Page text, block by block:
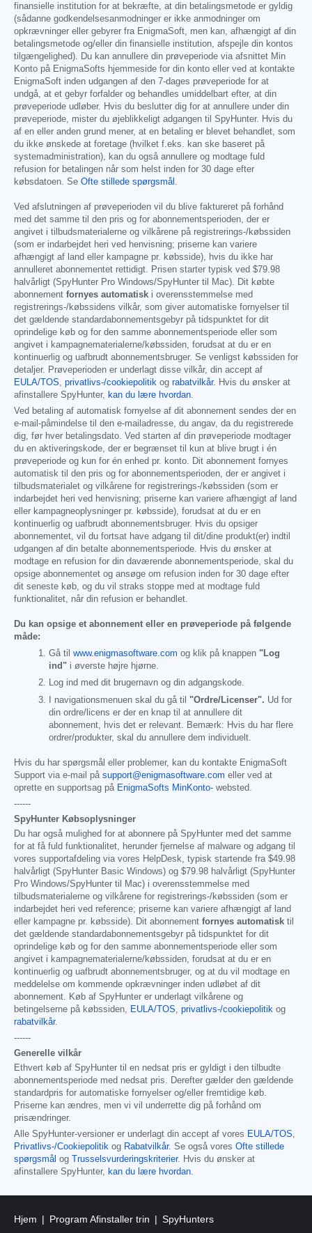
finansielle institution for at bekræfte, at din betalingsmetode er gyldig
(sådanne godkendelsesanmodninger er ikke anmodninger om
opkrævninger eller gebyrer fra EnigmaSoft, men kan, afhængigt af din
betalingsmetode og/eller din finansielle institution, afspejle din kontos
tilgængelighed). Du kan annullere din prøveperiode via afsnittet Min
Konto på EnigmaSofts hjemmeside for din konto eller ved at kontakte
EnigmaSoft inden udgangen af den 7-dages prøveperiode for at
undgå, at et gebyr forfalder og behandles umiddelbart efter, at din
prøveperiode udløber. Hvis du beslutter dig for at annullere under din
prøveperiode, mister du øjeblikkeligt adgangen til SpyHunter. Hvis du
af en eller anden grund mener, at en betaling er blevet behandlet, som
du ikke ønskede at foretage (hvilket f.eks. kan ske baseret på
systemadministration), kan du også annullere og modtage fuld
refusion for betalingen når som helst inden for 30 dage efter
købsdatoen. Se Ofte stillede spørgsmål .
Ved afslutningen af prøveperioden vil du blive faktureret på forhånd
med det samme til den pris og for abonnementsperioden, der er
angivet i tilbudsmaterialerne og vilkårene på registrerings-/købssiden
(som er indarbejdet heri ved henvisning; priserne kan variere
afhængigt af land eller kampagne pr. købsside), hvis du ikke har
annulleret abonnementet rettidigt. Prisen starter typisk ved $79.98
halvårligt (SpyHunter Pro Windows/SpyHunter til Mac). Dit købte
abonnement fornyes automatisk i overensstemmelse med
registrerings-/købssidens vilkår, som giver automatiske fornyelser til
det gældende standardabonnementsgebyr på tidspunktet for dit
oprindelige køb og for den samme abonnementsperiode eller som
angivet i kampagnematerialerne/købssiden, forudsat at du er en
kontinuerlig og uafbrudt abonnementsbruger. Se venligst købssiden for
detaljer. Prøveperioden er underlagt disse vilkår, din accept af
EULA/TOS, privatlivs-/cookiepolitik og rabatvilkår. Hvis du ønsker at
afinstallere SpyHunter, kan du lære hvordan.
Ved betaling af automatisk fornyelse af dit abonnement sendes der en
e-mail-påmindelse til den e-mailadresse, du angav, da du registrerede
dig, før hver betalingsdato. Ved starten af din prøveperiode modtager
du en aktiveringskode, der er begrænset til kun at blive brugt i én
prøveperiode og kun for én enhed pr. konto. Dit abonnement fornyes
automatisk til den pris og for abonnementsperioden, der er angivet i
tilbudsmaterialet og vilkårene for registrerings-/købssiden (som er
indarbejdet heri ved henvisning; priserne kan variere afhængigt af land
eller kampagneoplysninger pr. købsside), forudsat at du er en
kontinuerlig og uafbrudt abonnementsbruger. Hvis du opsiger
abonnementet, vil du fortsat have adgang til dit/dine produkt(er) indtil
udgangen af din betalte abonnementsperiode. Hvis du ønsker at
modtage en refusion for din daværende abonnementsperiode, skal du
opsige abonnementet og ansøge om refusion inden for 30 dage efter
dit seneste køb, og du vil straks stoppe med at modtage fuld
funktionalitet, når din refusion er behandlet.
Du kan opsige et abonnement eller en prøveperiode på følgende
måde:
Gå til www.enigmasoftware.com og klik på knappen "Log
ind" i øverste højre hjørne.
Log ind med dit brugernavn og din adgangskode.
I navigationsmenuen skal du gå til "Ordre/Licenser". Ud for
din ordre/licens er der en knap til at annullere dit
abonnement, hvis det er relevant. Bemærk: Hvis du har flere
ordrer/produkter, skal du annullere dem individuelt.
Hvis du har spørgsmål eller problemer, kan du kontakte EnigmaSoft
Support via e-mail på support@enigmasoftware.com eller ved at
oprette en supportsag på EnigmaSofts MinKonto- websted.
------
SpyHunter Købsoplysninger
Du har også mulighed for at abonnere på SpyHunter med det samme
for at få fuld funktionalitet, herunder fjernelse af malware og adgang til
vores supportafdeling via vores HelpDesk, typisk startende fra $49.98
halvårligt (SpyHunter Basic Windows) og $79.98 halvårligt (SpyHunter
Pro Windows/SpyHunter til Mac) i overensstemmelse med
tilbudsmaterialerne og vilkårene for registrerings-/købssiden (som er
indarbejdet heri ved reference; priserne kan variere afhængigt af land
eller kampagne pr. købsside). Dit abonnement fornyes automatisk til
det gældende standardabonnementsgebyr på tidspunktet for dit
oprindelige køb og for den samme abonnementsperiode eller som
angivet i kampagnematerialerne/købssiden, forudsat at du er en
kontinuerlig og uafbrudt abonnementsbruger, og at du vil modtage en
meddelelse om kommende opkrævninger inden udløbet af dit
abonnement. Køb af SpyHunter er underlagt vilkårene og
betingelserne på købssiden,
EULA/TOS privatlivs-/cookiepolitik og
rabatvilkår.
------
Generelle vilkår
Ethvert køb af SpyHunter til en nedsat pris er gyldigt i den tilbudte
abonnementsperiode med nedsat pris. Derefter gælder den gældende
standardpris for automatiske fornyelser og/eller fremtidige køb.
Priserne kan ændres, men vi vil underrette dig på forhånd om
prisændringer.
Alle SpyHunter-versioner er underlagt din accept af vores EULA/TOS
Privatlivs-/Cookiepolitik og Rabatvilkår. Se også vores Ofte stillede
spørgsmål og Trusselsvurderingskriterier. Hvis du ønsker at
afinstallere SpyHunter,
kan du lære hvordan
Hjem Program Afinstaller trin
SpyHunters